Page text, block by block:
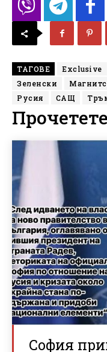
ТАГОВЕ Exclusive
Зеленски
Русия
САЩ
София